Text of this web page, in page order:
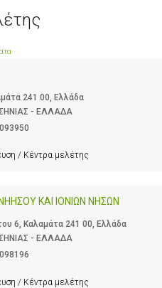
241 00, Ελλάδα
- ΕΛΛΑΔΑ
/ Κέντρα μελέτης
ΚΑΙ ΙΟΝΙΩΝ ΝΗΣΩΝ
6, Καλαμάτα 241 00, Ελλάδα
- ΕΛΛΑΔΑ
/ Κέντρα μελέτης